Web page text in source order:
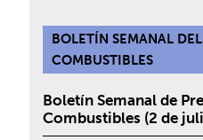
BOLETÍN SEMANAL
COMBUSTIBLES
Boletín Semanal de
Combustibles (2 de